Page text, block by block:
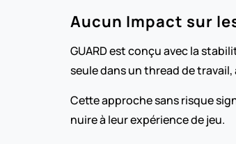
Aucun Impact sur
GUARD est conçu avec la
seule dans un thread de
Cette approche sans risque
nuire à leur expérience de jeu.